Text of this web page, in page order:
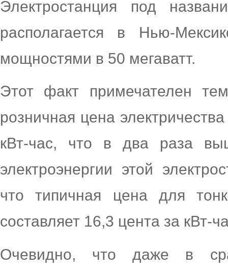
Электростанция под
располагается в Нью-
мощностями в 50 мегаватт.
Этот факт примечателен
розничная цена
кВт-час, что в два раза
электроэнергии этой
что типичная цена для
составляет 16,3 цента за кВт-
Очевидно, что даже в